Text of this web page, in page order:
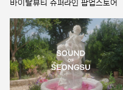
바이탈뷰티 슈퍼라인 팝업스토어